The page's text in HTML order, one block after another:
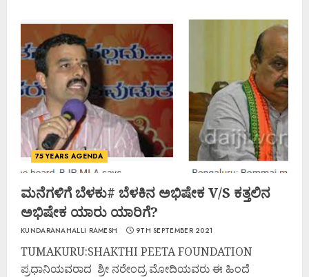
75 YEARS AGENDA
ಮನೆಗಳಿಗೆ ಬೆಳಕು# ಬೆಳಕಿನ ಅಭಿಷೇಕ V/S ಕತ್ತಲಿನ
ಅಭಿಷೇಕ ಯಾರು ಯಾರಿಗೆ?
KUNDARANAHALLI RAMESH 9TH SEPTEMBER 2021
TUMAKURU:SHAKTHI PEETA FOUNDATION
ಪ್ರಧಾನಿಯವರಾದ ಶ್ರೀ ನರೇಂದ್ರ ಮೋದಿಯವರು ಈ ಹಿಂದೆ